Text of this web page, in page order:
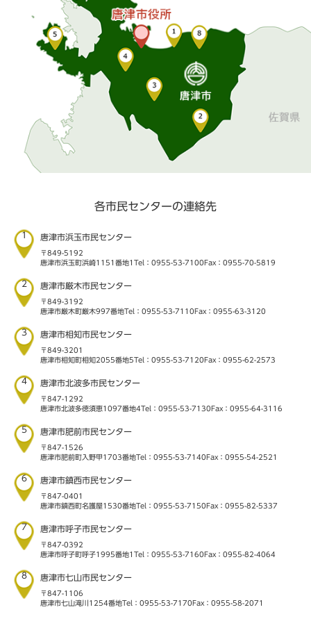
各市民センターの連絡先
1 唐津市浜玉市民センター
〒849-5192
唐津市浜玉町浜崎1151番地1 Tel：0955-53-7100 Fax：0955-70-5819
2 唐津市厳木市民センター
〒849-3192
唐津市厳木町厳木997番地Tel：0955-53-7110 Fax：0955-63-3120
3 唐津市相知市民センター
〒849-3201
唐津市相知町相知2055番地5Tel：0955-53-7120 Fax：0955-62-2573
4 唐津市北波多市民センター
〒847-1292
唐津市北波多徳須恵1097番地4Tel：0955-53-7130 Fax：0955-64-3116
5 唐津市肥前市民センター
〒847-1526
唐津市肥前町入野甲1703番地Tel：0955-53-7140 Fax：0955-54-2521
6 唐津市鎮西市民センター
〒847-0401
唐津市鎮西町名護屋1530番地Tel：0955-53-7150 Fax：0955-82-5337
7 唐津市呼子市民センター
〒847-0392
唐津市呼子町呼子1995番地1 Tel：0955-53-7160 Fax：0955-82-4064
8 唐津市七山市民センター
〒847-1106
唐津市七山滝川1254番地Tel：0955-53-7170 Fax：0955-58-2071